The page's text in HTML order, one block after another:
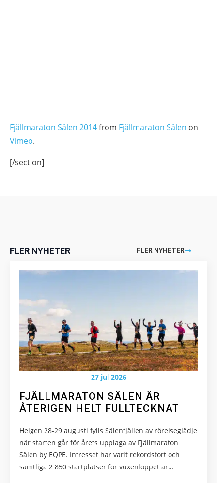
Fjällmaraton Sälen 2014from Fjällmaraton Sälen on
Vimeo.
[/section]
FLER NYHETER FLER NYHETER
FJÄLLMARATON SÄLEN ÄR
ÅTERIGEN HELT FULLTECKNAT
27 jul 2026
Helgen 28-29 augusti fylls Sälenfjällen av rörelseglädje
när starten går för årets upplaga av Fjällmaraton
Sälen by EQPE. Intresset har varit rekordstort och
samtliga 2 850 startplatser för vuxenloppet är…